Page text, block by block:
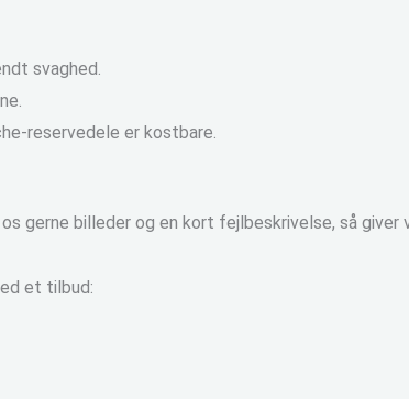
svaghed.
reservedele er kostbare.
gerne billeder og en kort fejlbeskrivelse, så
et tilbud: